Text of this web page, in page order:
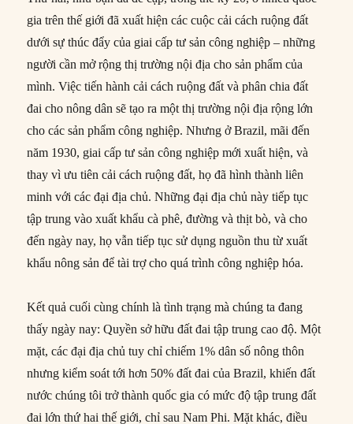
gia trên thế giới đã xuất hiện các cuộc cải cách ruộng đất
dưới sự thúc đẩy của giai cấp tư sản công nghiệp – những
người cần mở rộng thị trường nội địa cho sản phẩm của
mình. Việc tiến hành cải cách ruộng đất và phân chia đất
đai cho nông dân sẽ tạo ra một thị trường nội địa rộng lớn
cho các sản phẩm công nghiệp. Nhưng ở Brazil, mãi đến
năm 1930, giai cấp tư sản công nghiệp mới xuất hiện, và
thay vì ưu tiên cải cách ruộng đất, họ đã hình thành liên
minh với các đại địa chủ. Những đại địa chủ này tiếp tục
tập trung vào xuất khẩu cà phê, đường và thịt bò, và cho
đến ngày nay, họ vẫn tiếp tục sử dụng nguồn thu từ xuất
khẩu nông sản để tài trợ cho quá trình công nghiệp hóa.
Kết quả cuối cùng chính là tình trạng mà chúng ta đang
thấy ngày nay: Quyền sở hữu đất đai tập trung cao độ. Một
mặt, các đại địa chủ tuy chỉ chiếm 1% dân số nông thôn
nhưng kiểm soát tới hơn 50% đất đai của Brazil, khiến đất
nước chúng tôi trở thành quốc gia có mức độ tập trung đất
đai lớn thứ hai thế giới, chỉ sau Nam Phi. Mặt khác, điều